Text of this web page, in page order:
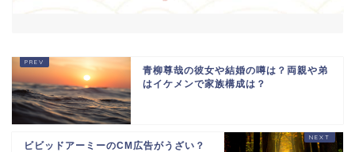
青柳尊哉の彼女や結婚の噂は？両親や弟
はイケメンで家族構成は？
ビビッドアーミーのCM広告がうざい？